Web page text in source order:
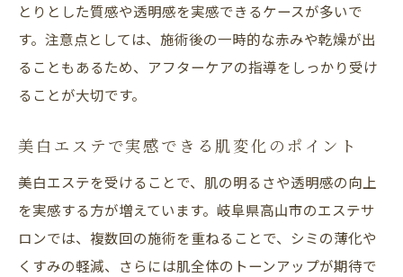
とりとした質感や透明感を実感できるケースが多いで
す。注意点としては、施術後の一時的な赤みや乾燥が出
ることもあるため、アフターケアの指導をしっかり受け
ることが大切です。
美白エステで実感できる肌変化のポイント
美白エステを受けることで、肌の明るさや透明感の向上
を実感する方が増えています。岐阜県高山市のエステサ
ロンでは、複数回の施術を重ねることで、シミの薄化や
くすみの軽減、さらには肌全体のトーンアップが期待で